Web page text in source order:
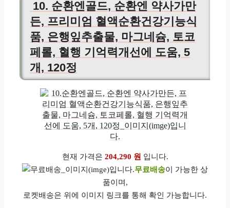
10. 순환엔골드, 순환엔 약사가만
든, 프리미엄 혈액순환건강기능식
품, 은행잎추출물, 마그네슘, 토코
페롤, 혈행 기억력개선에 도움, 5
개, 120정
현재 가격은 204,290 원 입니다.
무료배송이 가능한 상
품이며,
로켓배송은 위에 이미지 링크를 통해 확인 가능합니다.